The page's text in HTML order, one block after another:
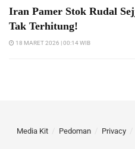
Iran Pamer Stok Rudal
Tak Terhitung!
18 MARET 2026 | 00:14 WIB
Media Kit Pedoman Privacy